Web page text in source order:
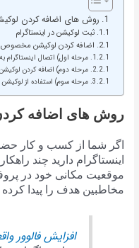
روش های اضافه کردن
ثبت لوکیشن در اینستاگرام
اضافه کردن لوکیشن مخصوص
مرحله اول) اتصال اینستاگرام
مرحله دوم) اضافه کردن
مرحله سوم) استفاده از لوکیشن
روش های اضافه
اگر شما از کسب و کار
اینستاگرام دارید چند
موقعیت مکانی خود در
مخاطبین هدف را پیدا
افزایش فالوور